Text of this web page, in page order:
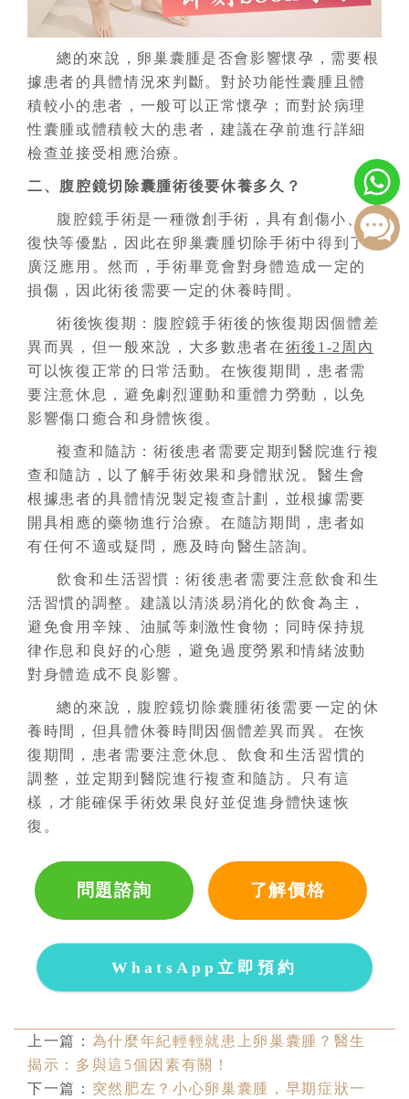
總的來說，卵巢囊腫是否會影響懷孕，需要根
據患者的具體情況來判斷。對於功能性囊腫且體
積較小的患者，一般可以正常懷孕；而對於病理
性囊腫或體積較大的患者，建議在孕前進行詳細
檢查並接受相應治療。
二、腹腔鏡切除囊腫術後要休養多久？
腹腔鏡手術是一種微創手術，具有創傷小、恢
復快等優點，因此在卵巢囊腫切除手術中得到了
廣泛應用。然而，手術畢竟會對身體造成一定的
損傷，因此術後需要一定的休養時間。
術後恢復期：腹腔鏡手術後的恢復期因個體差
異而異，但一般來說，大多數患者在術後1-2周內
可以恢復正常的日常活動。在恢復期間，患者需
要注意休息，避免劇烈運動和重體力勞動，以免
影響傷口癒合和身體恢復。
複查和隨訪：術後患者需要定期到醫院進行複
查和隨訪，以了解手術效果和身體狀況。醫生會
根據患者的具體情況製定複查計劃，並根據需要
開具相應的藥物進行治療。在隨訪期間，患者如
有任何不適或疑問，應及時向醫生諮詢。
飲食和生活習慣：術後患者需要注意飲食和生
活習慣的調整。建議以清淡易消化的飲食為主，
避免食用辛辣、油膩等刺激性食物；同時保持規
律作息和良好的心態，避免過度勞累和情緒波動
對身體造成不良影響。
總的來說，腹腔鏡切除囊腫術後需要一定的休
養時間，但具體休養時間因個體差異而異。在恢
復期間，患者需要注意休息、飲食和生活習慣的
調整，並定期到醫院進行複查和隨訪。只有這
樣，才能確保手術效果良好並促進身體快速恢
復。
問題諮詢 了解價格
WhatsApp立即預約
上一篇： 為什麼年紀輕輕就患上卵巢囊腫？醫生
揭示：多與這5個因素有關！
下一篇： 突然肥左？小心卵巢囊腫，早期症狀一